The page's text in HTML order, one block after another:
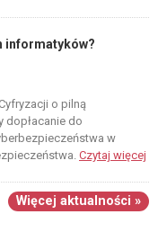
informatyków?
o pilną
dopłacanie do
w
Czytaj więcej
Więcej aktualności »